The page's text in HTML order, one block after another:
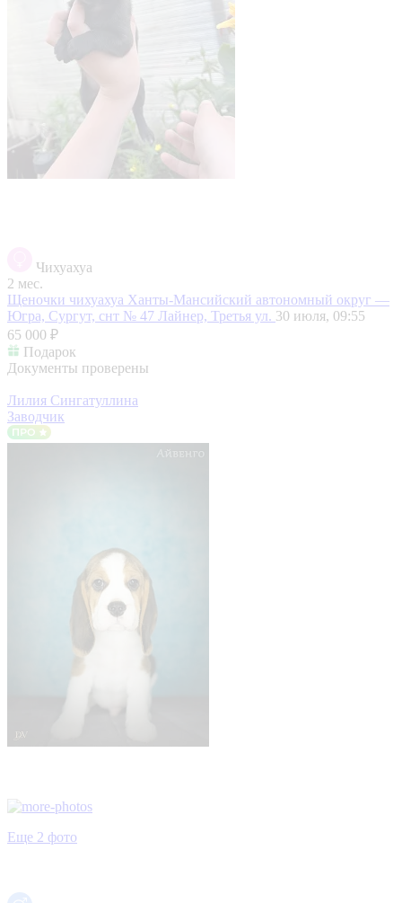
Чихуахуа
2 мес.
Щеночки чихуахуа Ханты-Мансийский автономный округ —
Югра, Сургут, снт № 47 Лайнер, Третья ул. 30 июля, 09:55
65 000 ₽
Подарок
Документы проверены
Лилия Сингатуллина
Заводчик
Еще 2 фото